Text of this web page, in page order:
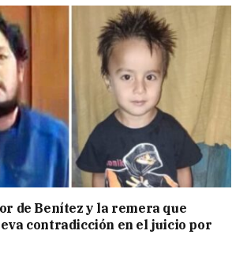
de Benítez y la remera que
contradicción en el juicio por